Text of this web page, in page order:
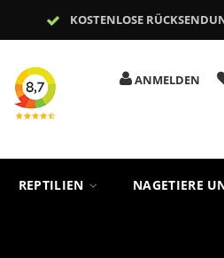
KOSTENLOSE
ANMELDEN
REPTILIEN NAGETIERE